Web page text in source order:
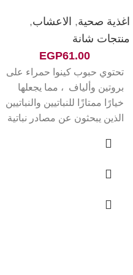
اغذية صحية, الاعشاب,
منتجات شانة
EGP61.00
تحتوي حبوب كينوا حمراء على
بروتين وألياف ، مما يجعلها
خيارًا ممتازًا للنباتيين والنباتيين
الذين يبحثون عن مصادر نباتية